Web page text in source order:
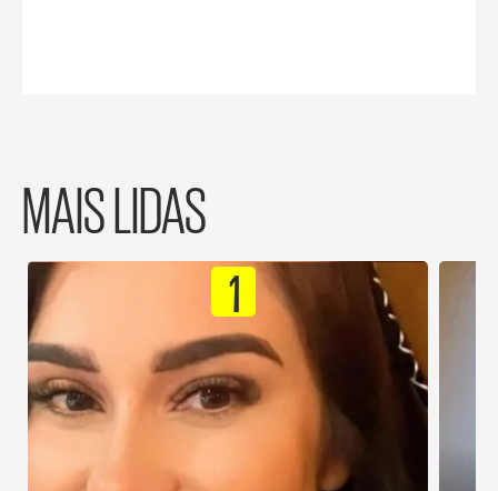
MAIS LIDAS
1